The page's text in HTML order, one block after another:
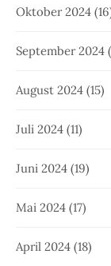
Oktober 2024
September 2024
August 2024 (15)
Juli 2024 (11)
Juni 2024 (19)
Mai 2024 (17)
April 2024 (18)